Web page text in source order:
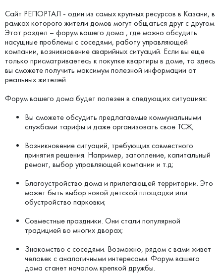
Сайт РЕПОРТАЛ - один из самых крупных ресурсов в Казани, в
рамках которого жители домов могут общаться друг с другом.
Этот раздел – форум вашего дома , где можно обсудить
насущные проблемы с соседями, работу управляющей
компании, возникновение аварийных ситуаций. Если вы еще
только присматриваетесь к покупке квартиры в доме, то здесь
вы сможете получить максимум полезной информации от
реальных жителей.
Форум вашего дома будет полезен в следующих ситуациях:
Вы сможете обсудить предлагаемые коммунальными
службами тарифы и даже организовать свое ТСЖ;
Возникновение ситуаций, требующих совместного
принятия решения. Например, затопление, капитальный
ремонт, выбор управляющей компании и т.д;
Благоустройство дома и прилегающей территории. Это
может быть выбор новой детской площадки или
обустройство парковки;
Совместные праздники. Они стали популярной
традицией во многих дворах;
Знакомство с соседями. Возможно, рядом с вами живет
человек с аналогичными интересами. Форум вашего
дома станет началом крепкой дружбы.